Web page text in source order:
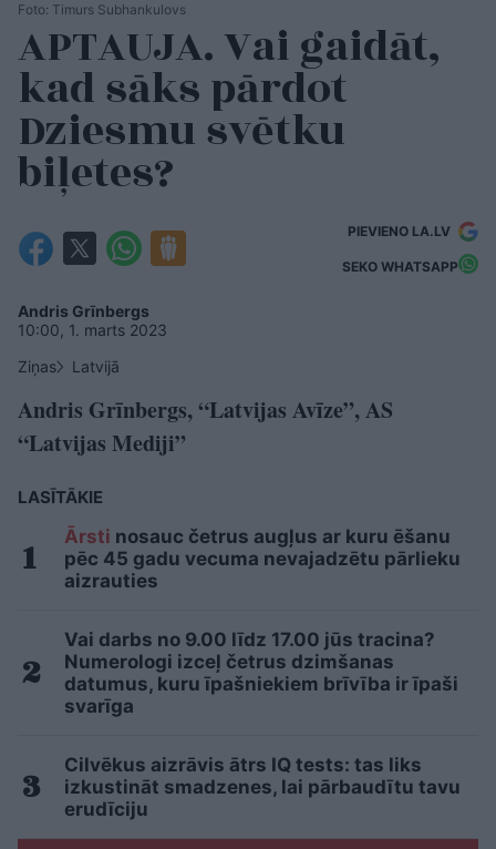
Foto: Timurs Subhankulovs
APTAUJA. Vai gaidāt,
kad sāks pārdot
Dziesmu svētku
biļetes?
PIEVIENO LA.LV
SEKO WHATSAPP
Andris Grīnbergs
10:00, 1. marts 2023
Ziņas
Latvijā
Andris Grīnbergs, “Latvijas Avīze”, AS
“Latvijas Mediji”
LASĪTĀKIE
Ārsti nosauc četrus augļus ar kuru ēšanu
pēc 45 gadu vecuma nevajadzētu pārlieku
aizrauties
Vai darbs no 9.00 līdz 17.00 jūs tracina?
Numerologi izceļ četrus dzimšanas
datumus, kuru īpašniekiem brīvība ir īpaši
svarīga
Cilvēkus aizrāvis ātrs IQ tests: tas liks
izkustināt smadzenes, lai pārbaudītu tavu
erudīciju